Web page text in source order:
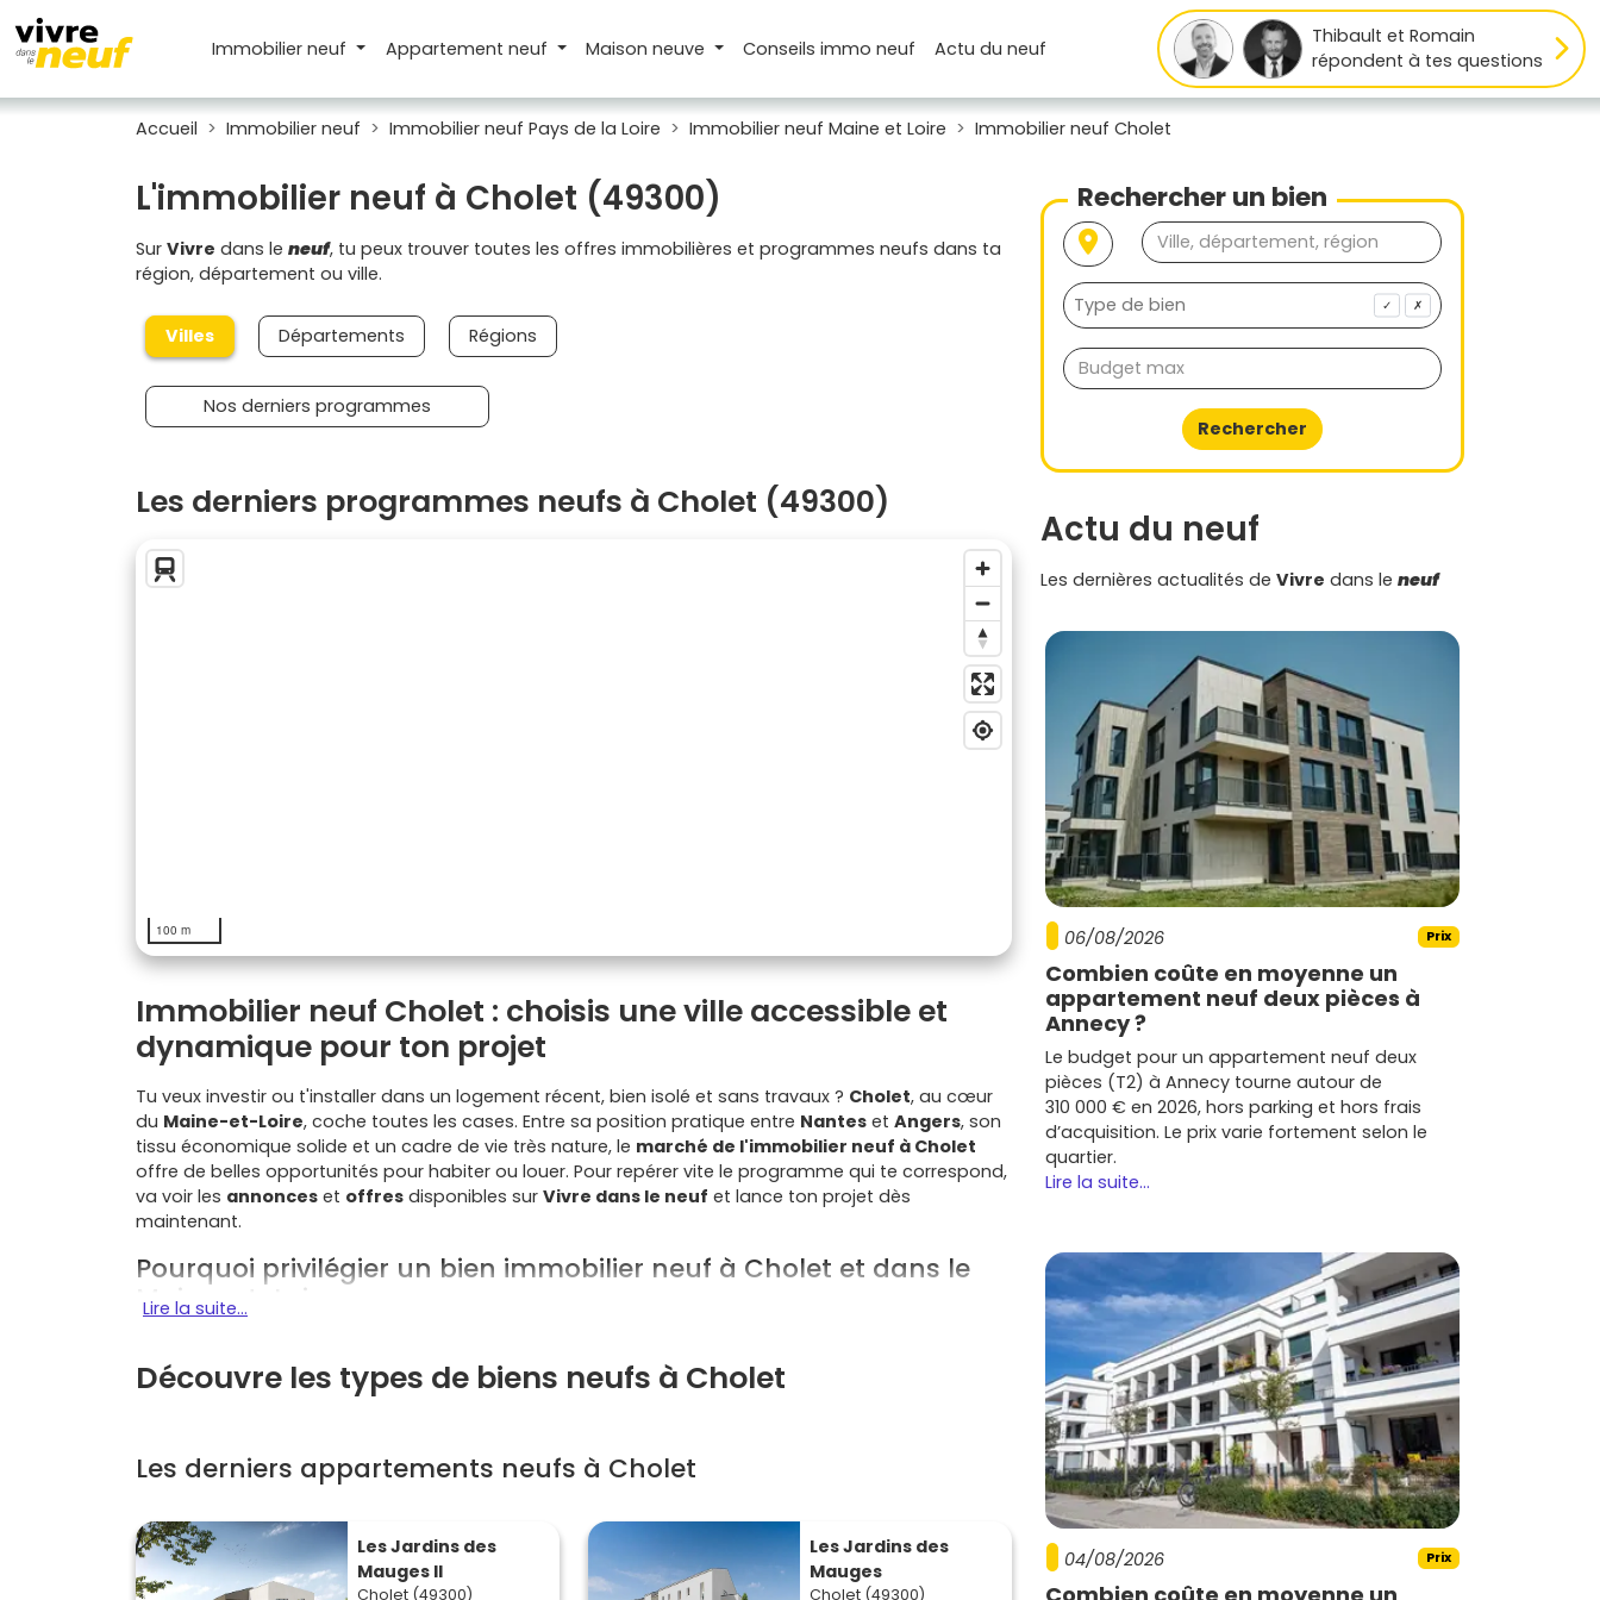
Immobilier neuf Appartement neuf Maison neuve Conseilsimmo neuf Actudu neuf
Thibault et Romain
répondent à tes questions
Accueil Immobilier neuf Immobilier neuf Pays de la Loire Immobilier neuf Maine et Loire Immobilier neuf Cholet
L'immobilier neuf à Cholet (49300)
Sur Vivre dans le neuf, tu peux trouver toutes les offres immobilières et programmes neufs dans ta
région, département ou ville.
Villes Départements Régions
Nos derniers programmes
Les derniers programmes neufs à Cholet (49300)
100 m
Immobilier neuf Cholet : choisis une ville accessible et
dynamique pour ton projet
Tu veux investir ou t'installer dans un logement récent, bien isolé et sans travaux ? Cholet, au cœur
du Maine-et-Loire, coche toutes les cases. Entre sa position pratique entre Nantes et Angers, son
tissu économique solide et un cadre de vie très nature, le marché de l'immobilier neuf à Cholet
offre de belles opportunités pour habiter ou louer. Pour repérer vite le programme qui te correspond,
va voir les annonces et offres disponibles sur Vivre dans le neuf et lance ton projet dès
maintenant.
Pourquoi privilégier un bien immobilier neuf à Cholet et dans le
Maine-et-Loire
Économie locale diversifiée : industrie, logistique, services… Cholet attire des entreprises et des
Qualité de vie : lacs, parcs, équipements sportifs et culturels, tout est à portée de main. Le
parc de Moine
à Cholet et travailler ailleurs dans la région sans galérer.
Atouts du neuf: normesRE 2020
, faibles charges, garanties décennales et performances
énergétiques qui limitent la facture d'énergie et rassurent les locataires.
Lire la suite...
Découvre les types de biens neufs à Cholet
Les derniers appartements neufs à Cholet
Les Jardins des
Mauges II
Cholet (49300)
Les Jardins des
Mauges
Cholet (49300)
Rechercher un bien
✓ ✗
Rechercher
Actu du neuf
Les dernières actualités de Vivre dans le neuf
06/08/2026 Prix
Combien coûte en moyenne un
appartement neuf deux pièces à
Annecy ?
Le budget pour un appartement neuf deux
pièces (T2) à Annecy tourne autour de
310 000 € en 2026, hors parking et hors frais
d’acquisition. Le prix varie fortement selon le
quartier.
Lire la suite...
04/08/2026 Prix